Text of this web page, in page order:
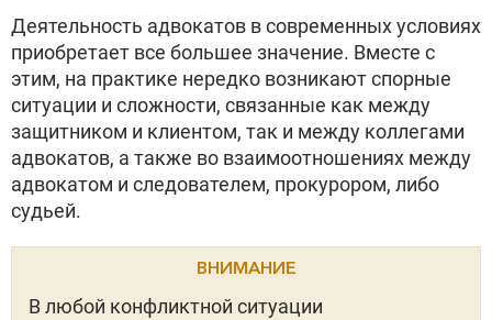
Деятельность адвокатов в современных условиях
приобретает все большее значение. Вместе с
этим, на практике нередко возникают спорные
ситуации и сложности, связанные как между
защитником и клиентом, так и между коллегами
адвокатов, а также во взаимоотношениях между
адвокатом и следователем, прокурором, либо
судьей.
ВНИМАНИЕ
В любой конфликтной ситуации